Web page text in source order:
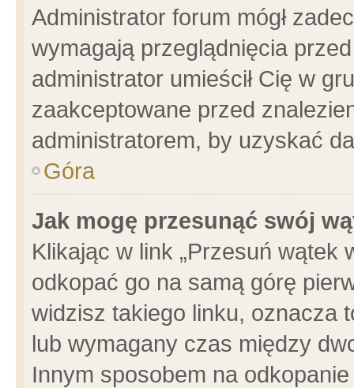
Administrator forum mógł
wymagają przeglądnięcia
administrator umieścił Cię w
zaakceptowane przed
administratorem, by uzyskać
Góra
Jak mogę przesunąć swój
Klikając w link „Przesuń wątek
odkopać go na samą górę
widzisz takiego linku, oznacza
lub wymagany czas między
Innym sposobem na